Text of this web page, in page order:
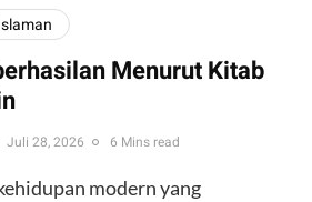
Menurut Kitab
Juli 28, 2026 6 Mins read
modern yang